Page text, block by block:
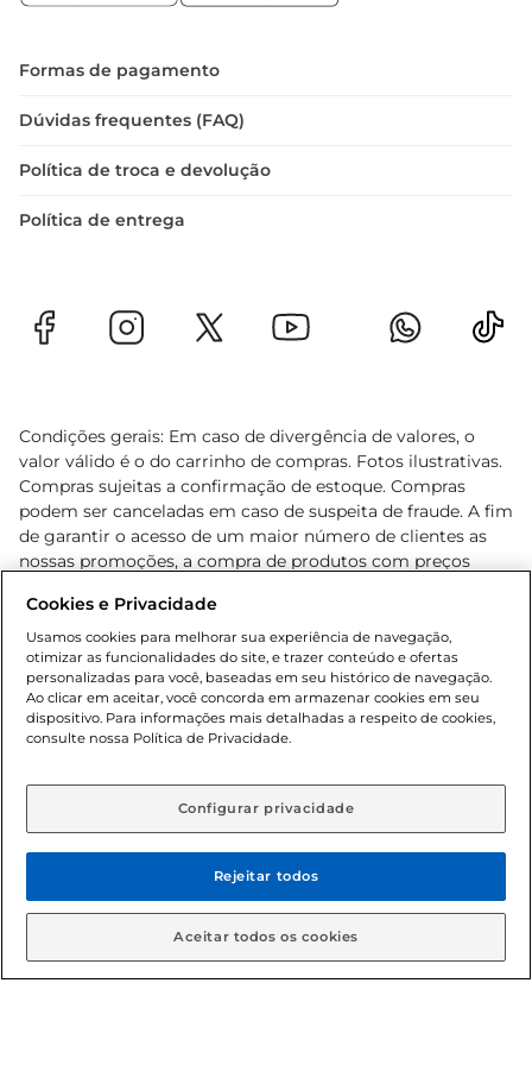
0,45 m e profundidade de 0,08 m quando fechada
Peso: 3,5 kg
terá um aliado versátil e seguro para todas as
Formas de pagamento
Dúvidas frequentes (FAQ)
Política de troca e devolução
Política de entrega
Condições gerais: Em caso de divergência de valores, o
valor válido é o do carrinho de compras. Fotos ilustrativas.
Compras sujeitas a confirmação de estoque. Compras
podem ser canceladas em caso de suspeita de fraude. A fim
de garantir o acesso de um maior número de clientes as
nossas promoções, a compra de produtos com preços
cliente. Os preços, ofertas e condições são exclusivos para
o e-commerce e válidos durante o dia de hoje, podendo
sofrer alterações sem prévia notificação. Proibida a venda
de bebidas alcoólicas para menores de 18 anos, conforme
Lei n.º 8069/90, art. 81, inciso II (Estatuto da Criança e do
Adolescente). Preços e condições exclusivos para o
aviso prévio. O valor mínimo para as compras on-line é de
© 2026 Copyright. Todos os direitos
reservados Gbarbosa.
Cookies e Privacidade
Usamos cookies para melhorar sua experiência de navegação,
otimizar as funcionalidades do site, e trazer conteúdo e ofertas
personalizadas para você, baseadas em seu histórico de navegação.
Ao clicar em aceitar, você concorda em armazenar cookies em seu
dispositivo. Para informações mais detalhadas a respeito de cookies,
consulte nossa Política de Privacidade.
Configurar privacidade
Rejeitar todos
Aceitar todos os cookies